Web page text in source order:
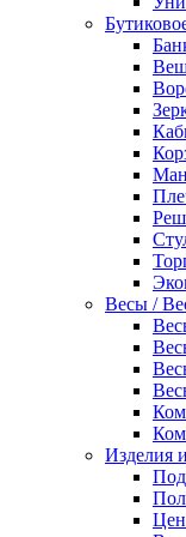
Весы /
Изделия